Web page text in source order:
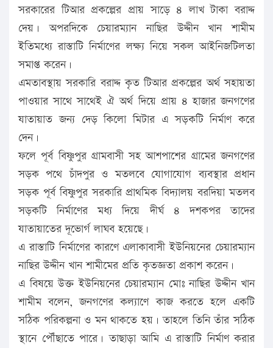
সরকারের টিআর প্রকল্পের প্রায় সাড়ে ৪ লাখ টাকা বরাদ্দ
দেয়। অপরদিকে চেয়ারম্যান নাছির উদ্দীন খান শামীম
ইতিমধ্যে রাস্তাটি নির্মাণের লক্ষ্য নিয়ে সকল আইনিজটিলতা
সমাপ্ত করেন।
এমতাবস্থায় সরকারি বরাদ্দ কৃত টিআর প্রকল্পের অর্থ সহায়তা
পাওয়ার সাথে সাথেই ঐ অর্থ দিয়ে প্রায় ৪ হাজার জনগণের
যাতায়াত জন্য দেড় কিলো মিটার এ সড়কটি নির্মাণ করে
দেন।
ফলে পূর্ব বিষ্ণুপুর গ্রামবাসী সহ আশপাশের গ্রামের জনগণের
সড়ক পথে চাঁদপুর ও মতলবে যোগাযোগ ব্যবস্থার প্রধান
সড়ক পূর্ব বিষ্ণুপুর সরকারি প্রাথমিক বিদ্যালয় বরদিয়া মতলব
সড়কটি নির্মাণের মধ্য দিয়ে দীর্ঘ ৪ দশকপর তাদের
যাতায়াতের দূভোর্গ লাঘব হয়েছে।
এ রাস্তাটি নির্মাণের কারণে এলাকাবাসী ইউনিয়নের চেয়ারম্যান
নাছির উদ্দীন খান শামীমের প্রতি কৃতজ্ঞতা প্রকাশ করেন।
এ বিষয়ে উক্ত ইউনিয়নের চেয়ারম্যান মোঃ নাছির উদ্দীন খান
শামীম বলেন, জনগণের কল্যাণে কাজ করতে হলে একটি
সঠিক পরিকল্পনা ও মন থাকতে হয়। তাহলে তিনি তাঁর সঠিক
স্থানে পৌঁছাতে পারে। তাছাড়া আমি এ রাস্তাটি নির্মাণ করার